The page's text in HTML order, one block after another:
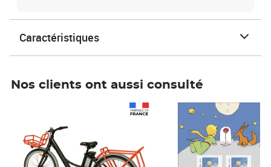
Caractéristiques
Nos clients ont aussi consulté
Prix 6,25€ HT